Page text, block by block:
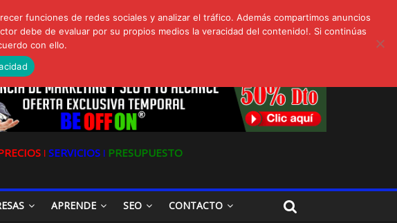
a miles de oyentes
ǀ SERVICIOS ǀ PRESUPUESTO
APRENDE SEO CONTACTO
funciones de redes sociales y analizar el tráfico. Además compartimos anuncios
debe de evaluar por su propios medios la veracidad del contenido!. Si continúas
con ello.